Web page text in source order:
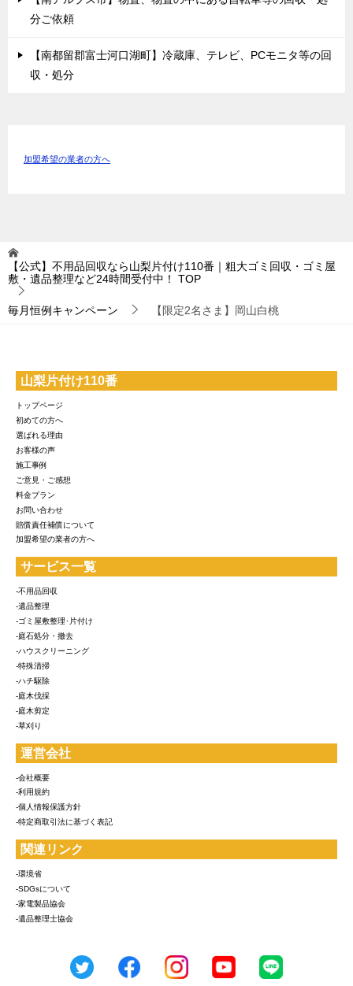
分ご依頼
【南都留郡富士河口湖町】冷蔵庫、テレビ、PCモニタ等の回
収・処分
加盟希望の業者の方へ
【公式】不用品回収なら山梨片付け110番｜粗大ゴミ回収・ゴミ屋
敷・遺品整理など24時間受付中！
TOP
毎月恒例キャンペーン 【限定2名さま】岡山白桃
山梨片付け110番
トップページ
初めての方へ
選ばれる理由
お客様の声
施工事例
ご意見・ご感想
料金プラン
お問い合わせ
賠償責任補償について
加盟希望の業者の方へ
サービス一覧
-不用品回収
-遺品整理
-ゴミ屋敷整理･片付け
-庭石処分・撤去
-ハウスクリーニング
-特殊清掃
-ハチ駆除
-庭木伐採
-庭木剪定
-草刈り
運営会社
-会社概要
-利用規約
-個人情報保護方針
-特定商取引法に基づく表記
関連リンク
-環境省
-SDGsについて
-家電製品協会
-遺品整理士協会